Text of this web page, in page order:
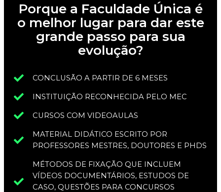
Porque a Faculdade Única é
o melhor lugar para dar este
grande passo para sua
evolução?
CONCLUSÃO A PARTIR DE 6 MESES
INSTITUIÇÃO RECONHECIDA PELO MEC
CURSOS COM VIDEOAULAS
MATERIAL DIDÁTICO ESCRITO POR
PROFESSORES MESTRES, DOUTORES E PHDS
MÉTODOS DE FIXAÇÃO QUE INCLUEM
VÍDEOS DOCUMENTÁRIOS, ESTUDOS DE
CASO, QUESTÕES PARA CONCURSOS